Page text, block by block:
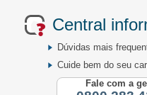
Central
Dúvidas mais
Cuide bem do seu
Fale com a